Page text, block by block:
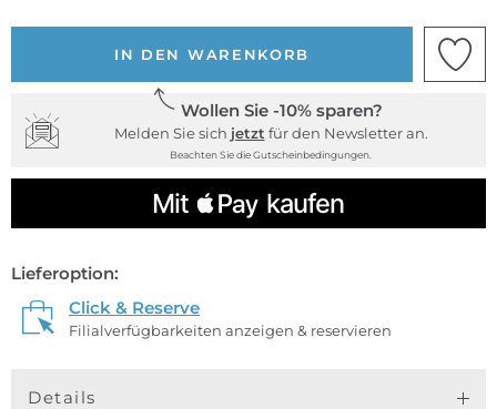
IN DEN WARENKORB
Wollen Sie -10% sparen?
Melden Sie sich jetzt für den Newsletter an.
Beachten Sie die Gutscheinbedingungen.
Lieferoption:
Click & Reserve
Filialverfügbarkeiten anzeigen & reservieren
Details